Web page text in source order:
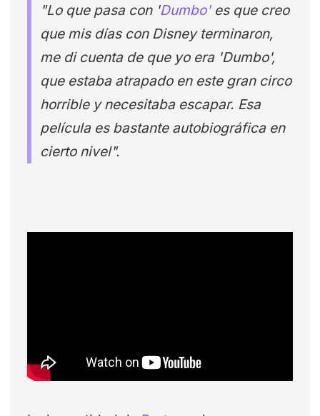
"Lo que pasa con 'Dumbo'es que creo
que mis días con Disney terminaron,
me di cuenta de que yo era 'Dumbo',
que estaba atrapado en este gran circo
horrible y necesitaba escapar. Esa
película es bastante autobiográfica en
cierto nivel".